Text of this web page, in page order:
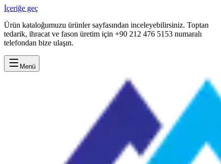
İçeriğe geç
Ürün kataloğumuzu ürünler sayfasından inceleyebilirsiniz. Toptan
tedarik, ihracat ve fason üretim için +90 212 476 5153 numaralı
telefondan bize ulaşın.
Menü